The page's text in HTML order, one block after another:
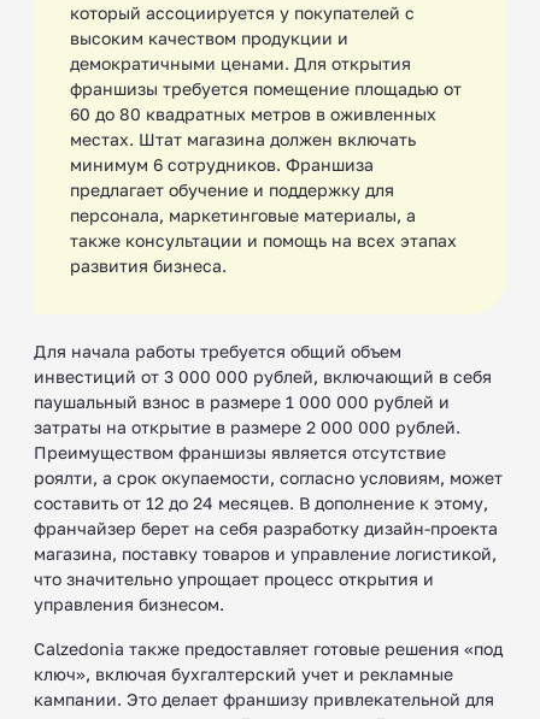
который ассоциируется у покупателей с
высоким качеством продукции и
демократичными ценами. Для открытия
франшизы требуется помещение площадью от
60 до 80 квадратных метров в оживленных
местах. Штат магазина должен включать
минимум 6 сотрудников. Франшиза
предлагает обучение и поддержку для
персонала, маркетинговые материалы, а
также консультации и помощь на всех этапах
развития бизнеса.
Для начала работы требуется общий объем
инвестиций от 3 000 000 рублей, включающий в себя
паушальный взнос в размере 1 000 000 рублей и
затраты на открытие в размере 2 000 000 рублей.
Преимуществом франшизы является отсутствие
роялти, а срок окупаемости, согласно условиям, может
составить от 12 до 24 месяцев. В дополнение к этому,
франчайзер берет на себя разработку дизайн-проекта
магазина, поставку товаров и управление логистикой,
что значительно упрощает процесс открытия и
управления бизнесом.
Calzedonia также предоставляет готовые решения «под
ключ», включая бухгалтерский учет и рекламные
кампании. Это делает франшизу привлекательной для